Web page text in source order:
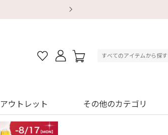
アウトレット その他のカテゴリ